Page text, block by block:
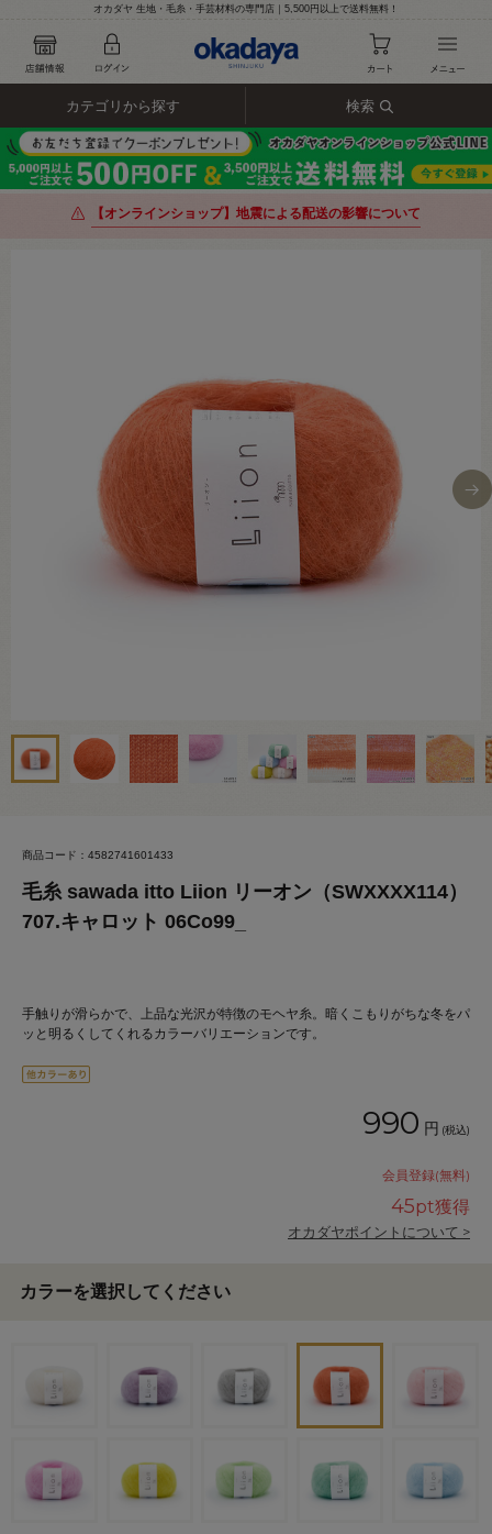
オカダヤ 生地・毛糸・手芸材料の専門店｜5,500円以上で送料無料！
カテゴリから探す 検索
【オンラインショップ】地震による配送の影響について
商品コード：4582741601433
毛糸 sawada itto Liion リーオン（SWXXXX114）
707.キャロット 06Co99_
手触りが滑らかで、上品な光沢が特徴のモヘヤ糸。暗くこもりがちな冬をパ
ッと明るくしてくれるカラーバリエーションです。
990 円 (税込)
会員登録(無料)
45pt獲得
オカダヤポイントについて >
カラーを選択してください